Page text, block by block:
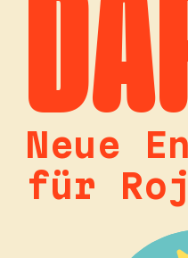
Neue
für